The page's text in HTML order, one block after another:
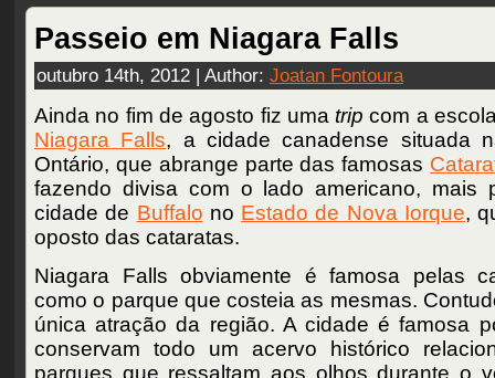
Passeio em Niagara Falls
outubro 14th, 2012 | Author: Joatan Fontoura
Ainda no fim de agosto fiz umatrip com a
Niagara Falls, a cidade canadense situada
Ontário, que abrange parte das famosas
fazendo divisa com o lado americano, mais
cidade de Buffalo no Estado de Nova Iorque,
oposto das cataratas.
Niagara Falls obviamente é famosa pelas
como o parque que costeia as mesmas.
única atração da região. A cidade é famosa
conservam todo um acervo histórico
parques que ressaltam aos olhos durante o